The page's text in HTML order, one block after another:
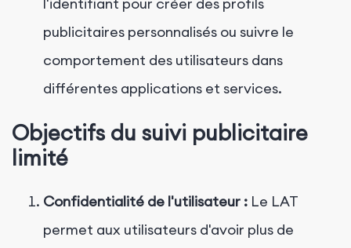
publicitaires personnalisés ou suivre le
comportement des utilisateurs dans
différentes applications et services.
Objectifs du suivi publicitaire
limité
Confidentialité de l'utilisateur : Le LAT
permet aux utilisateurs d'avoir plus de